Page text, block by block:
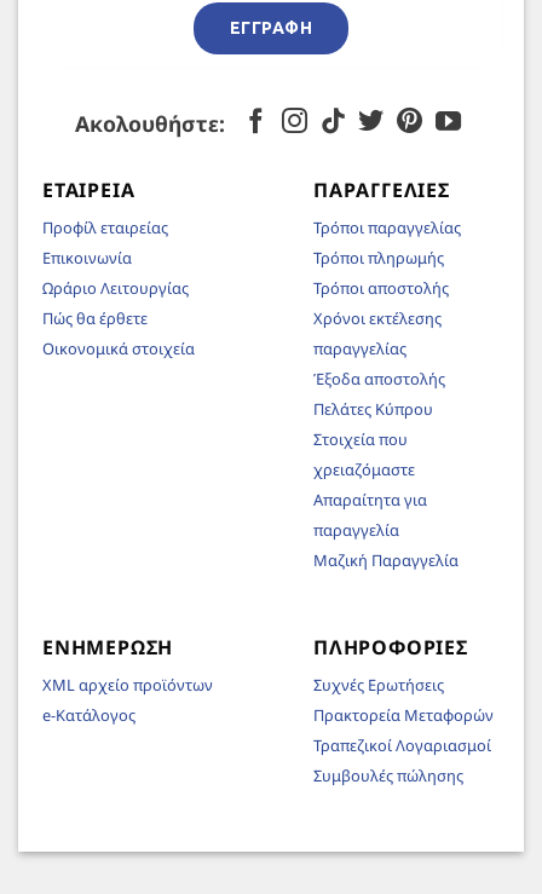
ΕΓΓΡΑΦΉ
Ακολουθήστε:
ΕΤΑΙΡΕΊΑ
Προφίλ εταιρείας
Επικοινωνία
Ωράριο Λειτουργίας
Πώς θα έρθετε
Οικονομικά στοιχεία
ΠΑΡΑΓΓΕΛΊΕΣ
Τρόποι παραγγελίας
Τρόποι πληρωμής
Τρόποι αποστολής
Χρόνοι εκτέλεσης
παραγγελίας
Έξοδα αποστολής
Πελάτες Κύπρου
Στοιχεία που
χρειαζόμαστε
Απαραίτητα για
παραγγελία
Μαζική Παραγγελία
ΕΝΗΜΈΡΩΣΗ
XML αρχείο προϊόντων
e-Κατάλογος
ΠΛΗΡΟΦΟΡΊΕΣ
Συχνές Ερωτήσεις
Πρακτορεία Μεταφορών
Τραπεζικοί Λογαριασμοί
Συμβουλές πώλησης